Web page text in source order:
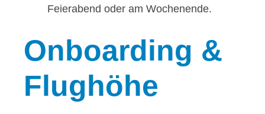
Feierabend oder am Wochenende.
Onboarding &
Flughöhe